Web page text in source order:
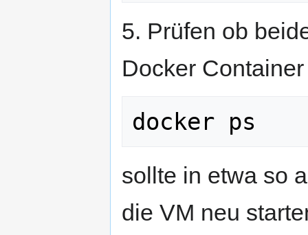
5. Prüfen ob
Docker
sollte in etwa so
die VM neu